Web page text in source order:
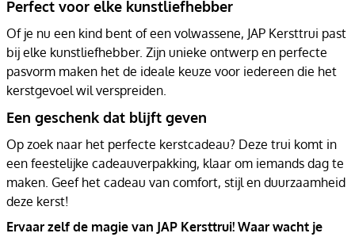
Perfect voor elke kunstliefhebber
Of je nu een kind bent of een volwassene, JAP Kersttrui past
bij elke kunstliefhebber. Zijn unieke ontwerp en perfecte
pasvorm maken het de ideale keuze voor iedereen die het
kerstgevoel wil verspreiden.
Een geschenk dat blijft geven
Op zoek naar het perfecte kerstcadeau? Deze trui komt in
een feestelijke cadeauverpakking, klaar om iemands dag te
maken. Geef het cadeau van comfort, stijl en duurzaamheid
deze kerst!
Ervaar zelf de magie van JAP Kersttrui! Waar wacht je